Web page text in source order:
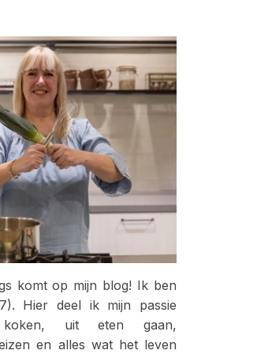
komt op mijn blog! Ik ben
Hier deel ik mijn passie
uit eten gaan,
en alles wat het leven